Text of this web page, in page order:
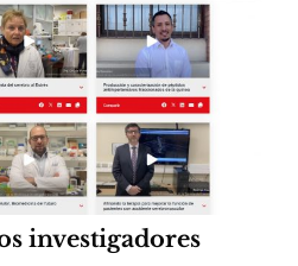
investigadores